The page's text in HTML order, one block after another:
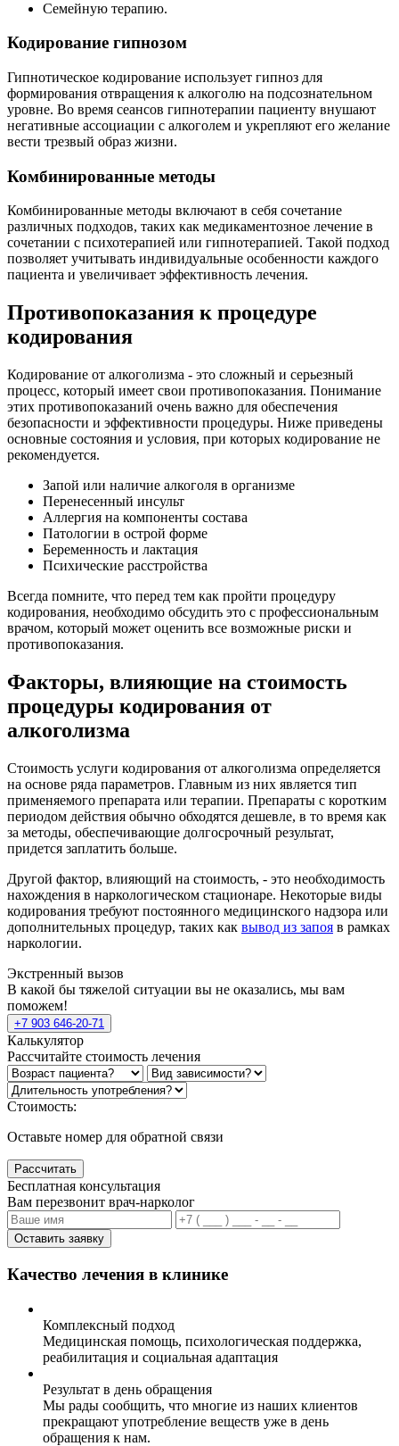
Семейную терапию.
Кодирование гипнозом
Гипнотическое кодирование использует гипноз для
формирования отвращения к алкоголю на подсознательном
уровне. Во время сеансов гипнотерапии пациенту внушают
негативные ассоциации с алкоголем и укрепляют его желание
вести трезвый образ жизни.
Комбинированные методы
Комбинированные методы включают в себя сочетание
различных подходов, таких как медикаментозное лечение в
сочетании с психотерапией или гипнотерапией. Такой подход
позволяет учитывать индивидуальные особенности каждого
пациента и увеличивает эффективность лечения.
Противопоказания к процедуре
кодирования
Кодирование от алкоголизма - это сложный и серьезный
процесс, который имеет свои противопоказания. Понимание
этих противопоказаний очень важно для обеспечения
безопасности и эффективности процедуры. Ниже приведены
основные состояния и условия, при которых кодирование не
рекомендуется.
Запой или наличие алкоголя в организме
Перенесенный инсульт
Аллергия на компоненты состава
Патологии в острой форме
Беременность и лактация
Психические расстройства
Всегда помните, что перед тем как пройти процедуру
кодирования, необходимо обсудить это с профессиональным
врачом, который может оценить все возможные риски и
противопоказания.
Факторы, влияющие на стоимость
процедуры кодирования от
алкоголизма
Стоимость услуги кодирования от алкоголизма определяется
на основе ряда параметров. Главным из них является тип
применяемого препарата или терапии. Препараты с коротким
периодом действия обычно обходятся дешевле, в то время как
за методы, обеспечивающие долгосрочный результат,
придется заплатить больше.
Другой фактор, влияющий на стоимость, - это необходимость
нахождения в наркологическом стационаре. Некоторые виды
кодирования требуют постоянного медицинского надзора или
дополнительных процедур, таких как вывод из запоя в рамках
наркологии.
Экстренный вызов
В какой бы тяжелой ситуации вы не оказались, мы вам
поможем!
+7 903 646-20-71
Калькулятор
Рассчитайте стоимость лечения
Стоимость:
Оставьте номер для обратной связи
Рассчитать
Бесплатная консультация
Вам перезвонит врач-нарколог
Оставить заявку
Качество лечения в клинике
Комплексный подход
Медицинская помощь, психологическая поддержка,
реабилитация и социальная адаптация
Результат в день обращения
Мы рады сообщить, что многие из наших клиентов
прекращают употребление веществ уже в день
обращения к нам.